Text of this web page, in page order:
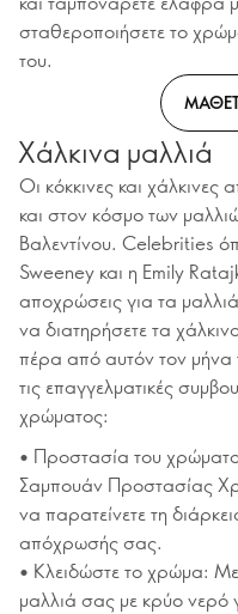
σταθεροποιήσετε το
του.
Χάλκινα μαλλιά
Οι κόκκινες και
και στον κόσμο των
Βαλεντίνου. Celebrities
Sweeney και η Emily
αποχρώσεις για τα
να διατηρήσετε τα
πέρα από αυτόν τον μήνα
τις επαγγελματικές
χρώματος:
• Προστασία του
Σαμπουάν Προστασίας
να παρατείνετε τη
απόχρωσής σας.
• Κλειδώστε το χρώμα:
μαλλιά σας με κρύο νερό